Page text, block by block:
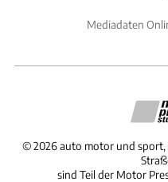
Mediadaten
©2026 auto motor und
sind Teil der Motor